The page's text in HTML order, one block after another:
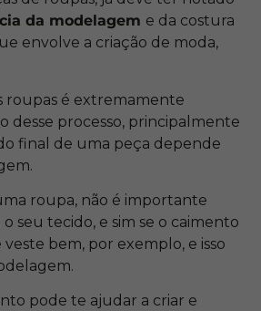
da modelagem e da costura
envolve a criação de moda,
roupas é extremamente
desse processo, principalmente
final de uma peça depende
roupa, não é importante
seu tecido, e sim se o caimento
veste bem, por exemplo, e isso
pode te ajudar a criar e